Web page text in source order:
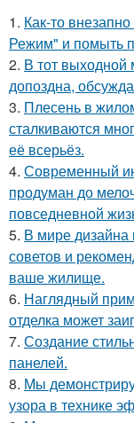
1. Как-то
Режим" и помыть
2. В тот выходной
допоздна,
3. Плесень в
сталкиваются
её всерьёз.
4. Современный
продуман до
повседневной
5. В мире дизайна
советов и
ваше жилище.
6. Наглядный
отделка может
7. Создание
панелей.
8. Мы
узора в технике